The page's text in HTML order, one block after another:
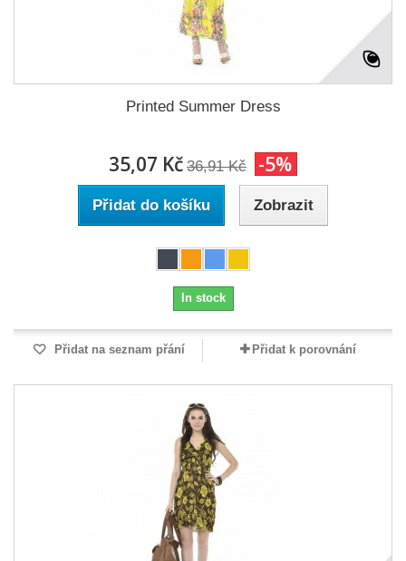
Printed Summer Dress
35,07 Kč 36,91 Kč -5%
Přidat do košíku Zobrazit
In stock
Přidat na seznam přání Přidat k porovnání